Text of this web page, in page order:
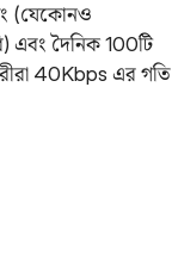
(যেকোনও
এবং দৈনিক 100টি
40Kbps এর গতি